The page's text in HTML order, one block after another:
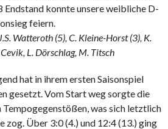
Endstand konnte unsere weibliche D-
feiern.
Watteroth (5), C. Kleine-Horst (3), K.
L. Dörschlag, M. Titsch
hat in ihrem ersten Saisonspiel
gesetzt. Vom Start weg sorgte die
was sich letztlich
zog. Über 3:0 (4.) und 12:4 (13.) ging